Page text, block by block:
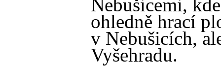
Nebušicemi,
ohledně hrací
v Nebušicích,
Vyšehradu.